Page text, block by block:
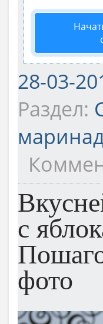
28-03-
Раздел:
с
фото